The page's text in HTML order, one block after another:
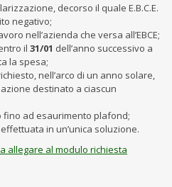
decorso il quale E.B.C.E.
negativo;
nell’azienda che versa all’EBCE;
il 31/01 dell’anno successivo a
la spesa;
nell’arco di un anno solare,
destinato a ciascun
fino ad esaurimento plafond;
in un’unica soluzione.
allegare al modulo richiesta